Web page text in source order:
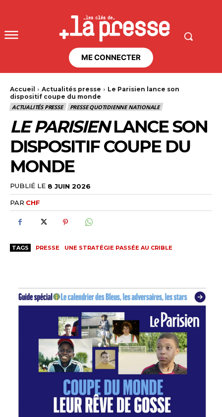
ME CONNECTER
Accueil Actualités presse
Le Parisien lance son
dispositif coupe du monde
ACTUALITÉS PRESSE
PRESSE QUOTIDIENNE NATIONALE
LE PARISIENLANCE SON
DISPOSITIF COUPE DU
MONDE
PUBLIÉ LE 8 JUIN 2026
PAR CHF
TAGS PRESSE UNE STRATÉGIE PASSÉE AU CRIBLE